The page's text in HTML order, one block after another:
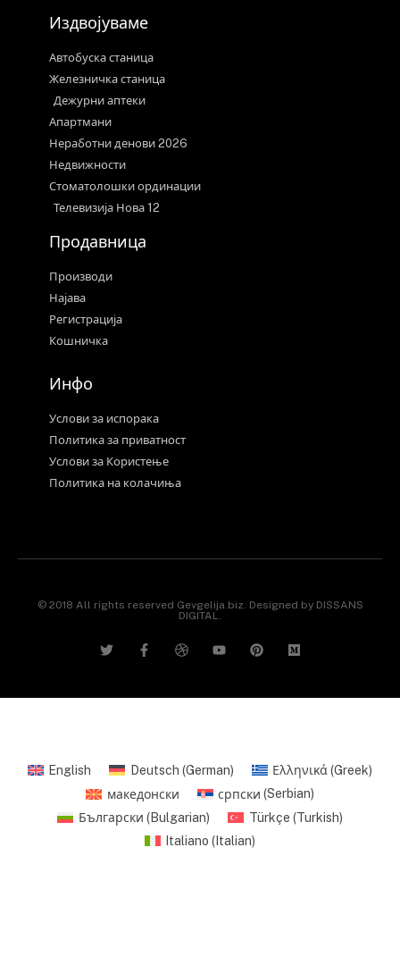
Издвојуваме
Автобуска станица
Железничка станица
Дежурни аптеки
Апартмани
Неработни денови 2026
Недвижности
Стоматолошки ординации
Телевизија Нова 12
Продавница
Производи
Најава
Регистрација
Кошничка
Инфо
Услови за испорака
Политика за приватност
Услови за Користење
Политика на колачиња
© 2018 All rights reserved Gevgelija.biz. Designed by DISSANS
DIGITAL.
English Deutsch (German) Ελληνικά(Greek)
македонски
српски (Serbian)
Български (Bulgarian) Türkçe (Turkish)
Italiano ( Italian)